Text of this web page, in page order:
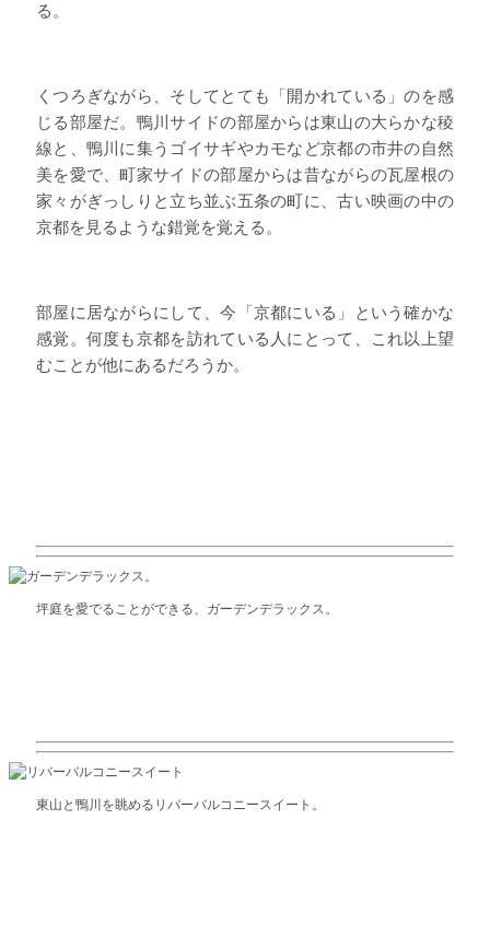
る。
くつろぎながら、そしてとても「開かれている」のを感
じる部屋だ。鴨川サイドの部屋からは東山の大らかな稜
線と、鴨川に集うゴイサギやカモなど京都の市井の自然
美を愛で、町家サイドの部屋からは昔ながらの瓦屋根の
家々がぎっしりと立ち並ぶ五条の町に、古い映画の中の
京都を見るような錯覚を覚える。
部屋に居ながらにして、今「京都にいる」という確かな
感覚。何度も京都を訪れている人にとって、これ以上望
むことが他にあるだろうか。
坪庭を愛でることができる、ガーデンデラックス。
東山と鴨川を眺めるリバーバルコニースイート。